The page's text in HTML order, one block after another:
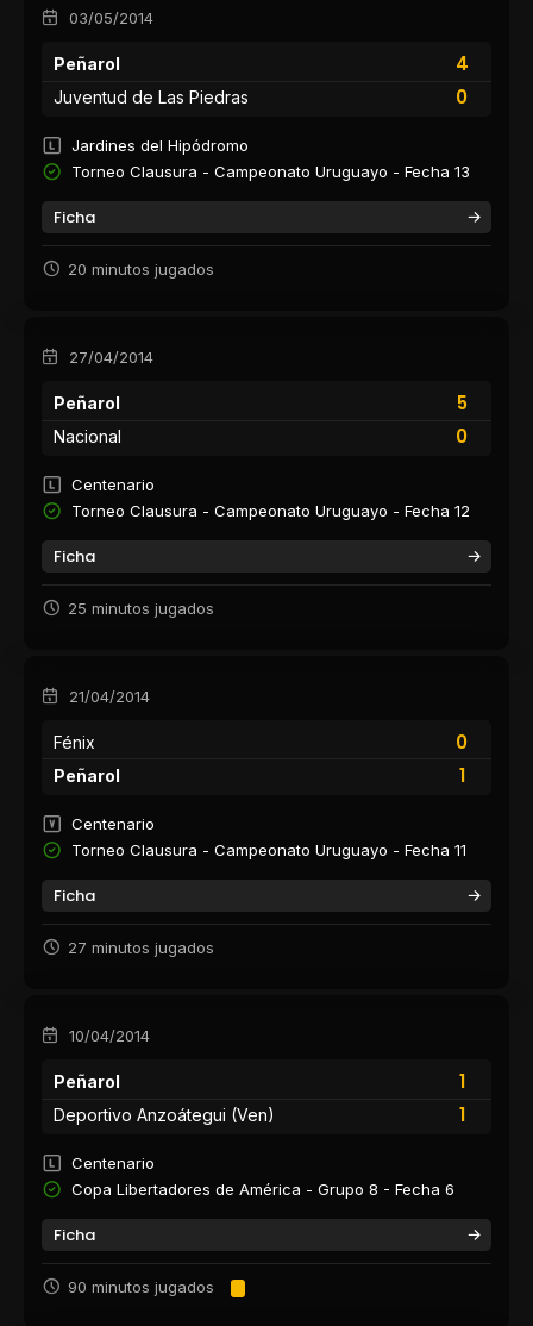
03/05/2014
Peñarol
4
0
Juventud de Las Piedras
Jardines del Hipódromo
Torneo Clausura - Campeonato Uruguayo - Fecha 13
Ficha
20 minutos jugados
27/04/2014
Peñarol
5
0
Nacional
Centenario
Torneo Clausura - Campeonato Uruguayo - Fecha 12
Ficha
25 minutos jugados
21/04/2014
Fénix
0
1
Peñarol
Centenario
Torneo Clausura - Campeonato Uruguayo - Fecha 11
Ficha
27 minutos jugados
10/04/2014
Peñarol
1
1
Deportivo Anzoátegui (Ven)
Centenario
Copa Libertadores de América - Grupo 8 - Fecha 6
Ficha
90 minutos jugados